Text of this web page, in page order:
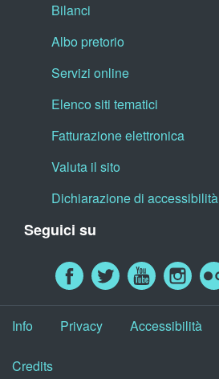
Bilanci
Albo pretorio
Servizi online
Elenco siti tematici
Fatturazione elettronica
Valuta il sito
Dichiarazione di accessibilità
Seguici su
Info Privacy Accessibilità
Credits